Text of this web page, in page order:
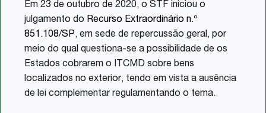
Em 23 de outubro de 2020, o STF iniciou o
julgamento do Recurso Extraordinário n.º
851.108/SP, em sede de repercussão geral, por
meio do qual questiona-se a possibilidade de os
Estados cobrarem o ITCMD sobre bens
localizados no exterior, tendo em vista a ausência
de lei complementar regulamentando o tema.